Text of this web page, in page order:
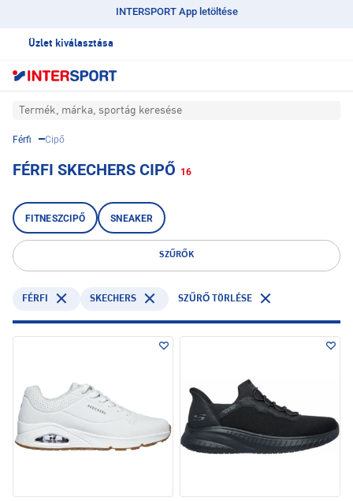
INTERSPORT App letöltése
Üzlet kiválasztása
Termék, márka, sportág keresése
Férfi Cipő
FÉRFI SKECHERS CIPŐ 16
FITNESZCIPŐ SNEAKER
SZŰRŐK
FÉRFI SKECHERS SZŰRŐ TÖRLÉSE